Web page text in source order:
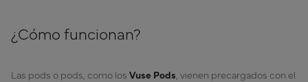
¿Cómo funcionan?
Las pods o pods, como los Vuse Pods , vienen precargados con el